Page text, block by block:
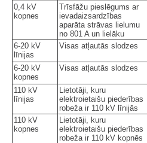
0,4 kV
kopnes
Trīsfāžu pieslēgums ar
ievadaizsardzības
aparāta strāvas lielumu
no 801 A un lielāku
6-20 kV
līnijas
Visas atļautās slodzes
6-20 kV
kopnes
Visas atļautās slodzes
110 kV
līnijas
Lietotāji, kuru
elektroietaišu piederības
robeža ir 110 kV līnijās
110 kV
kopnes
Lietotāji, kuru
elektroietaišu piederības
robeža ir 110 kV kopnēs